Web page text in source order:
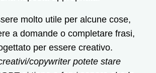
molto utile per alcune cose,
a domande o completare frasi,
per essere creativo.
copywriter potete stare